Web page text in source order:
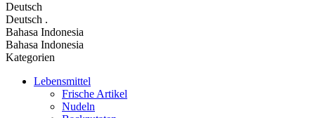
Deutsch
Deutsch .
Bahasa Indonesia
Bahasa Indonesia
Kategorien
Lebensmittel
Frische Artikel
Nudeln